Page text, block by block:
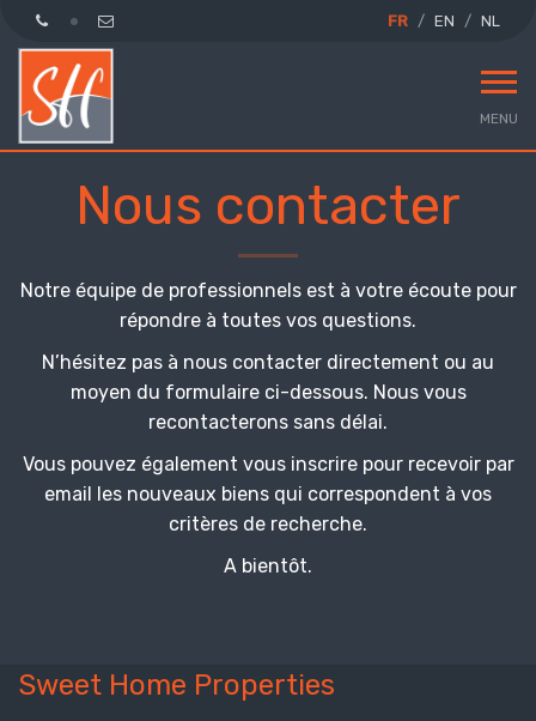
FR EN NL
MENU
Nous contacter
Notre équipe de professionnels est à votre écoute pour
répondre à toutes vos questions.
N’hésitez pas à nous contacter directement ou au
moyen du formulaire ci-dessous. Nous vous
recontacterons sans délai.
Vous pouvez également vous inscrire pour recevoir par
email les nouveaux biens qui correspondent à vos
critères de recherche.
A bientôt.
Sweet Home Properties